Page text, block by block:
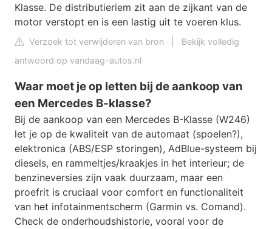
Klasse. De distributieriem zit aan de zijkant van de
motor verstopt en is een lastig uit te voeren klus.
Verzoek tot verwijderen van bron
Bekijk volledig
antwoord op vandaag-autos.nl
Waar moet je op letten bij de aankoop van
een Mercedes B-klasse?
Bij de aankoop van een Mercedes B-Klasse (W246)
let je op de kwaliteit van de automaat (spoelen?),
elektronica (ABS/ESP storingen), AdBlue-systeem bij
diesels, en rammeltjes/kraakjes in het interieur; de
benzineversies zijn vaak duurzaam, maar een
proefrit is cruciaal voor comfort en functionaliteit
van het infotainmentscherm (Garmin vs. Comand).
Check de onderhoudshistorie, vooral voor de